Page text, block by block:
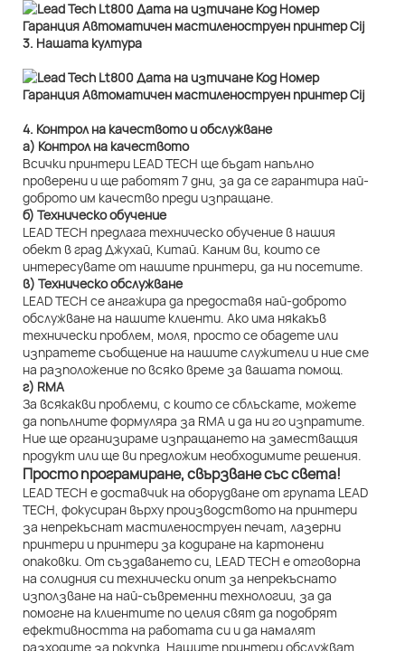
3. Нашата култура
4. Контрол на качеството и обслужване
а) Контрол на качеството
Всички принтери LEAD TECH ще бъдат напълно
проверени и ще работят 7 дни, за да се гарантира най-
доброто им качество преди изпращане.
б) Техническо обучение
LEAD TECH предлага техническо обучение в нашия
обект в град Джухай, Китай. Каним ви, които се
интересувате от нашите принтери, да ни посетите.
в) Техническо обслужване
LEAD TECH се ангажира да предоставя най-доброто
обслужване на нашите клиенти. Ако има някакъв
технически проблем, моля, просто се обадете или
изпратете съобщение на нашите служители и ние сме
на разположение по всяко време за вашата помощ.
г) RMA
За всякакви проблеми, с които се сблъскате, можете
да попълните формуляра за RMA и да ни го изпратите.
Ние ще организираме изпращането на заместващия
продукт или ще ви предложим необходимите решения.
Просто програмиране, свързване със света!
LEAD TECH е доставчик на оборудване от групата LEAD
TECH, фокусиран върху производството на принтери
за непрекъснат мастиленоструен печат, лазерни
принтери и принтери за кодиране на картонени
опаковки. От създаването си, LEAD TECH е отговорна
на солидния си технически опит за непрекъснато
използване на най-съвременни технологии, за да
помогне на клиентите по целия свят да подобрят
ефективността на работата си и да намалят
разходите за покупка. Нашите принтери обслужват